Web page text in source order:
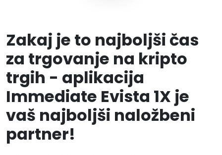
Zakaj je to najboljši čas
za trgovanje na kripto
trgih - aplikacija
Immediate Evista 1X je
vaš najboljši naložbeni
partner!